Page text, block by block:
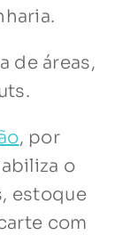
de áreas,
, por
o
estoque
com